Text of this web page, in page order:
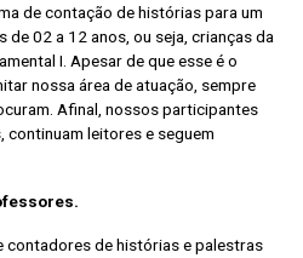
de contação de histórias para um
02 a 12 anos, ou seja, crianças da
I. Apesar de que esse é o
nossa área de atuação, sempre
Afinal, nossos participantes
continuam leitores e seguem
contadores de histórias e palestras